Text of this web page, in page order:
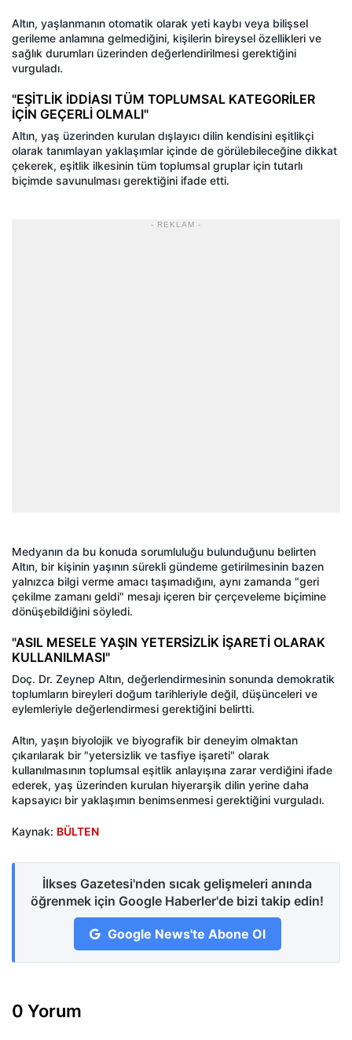
Altın, yaşlanmanın otomatik olarak yeti kaybı veya bilişsel
gerileme anlamına gelmediğini, kişilerin bireysel özellikleri ve
sağlık durumları üzerinden değerlendirilmesi gerektiğini
vurguladı.
"EŞİTLİK İDDİASI TÜM TOPLUMSAL KATEGORİLER
İÇİN GEÇERLİ OLMALI"
Altın, yaş üzerinden kurulan dışlayıcı dilin kendisini eşitlikçi
olarak tanımlayan yaklaşımlar içinde de görülebileceğine dikkat
çekerek, eşitlik ilkesinin tüm toplumsal gruplar için tutarlı
biçimde savunulması gerektiğini ifade etti.
- REKLAM -
Medyanın da bu konuda sorumluluğu bulunduğunu belirten
Altın, bir kişinin yaşının sürekli gündeme getirilmesinin bazen
yalnızca bilgi verme amacı taşımadığını, aynı zamanda "geri
çekilme zamanı geldi" mesajı içeren bir çerçeveleme biçimine
dönüşebildiğini söyledi.
"ASIL MESELE YAŞIN YETERSİZLİK İŞARETİ OLARAK
KULLANILMASI"
Doç. Dr. Zeynep Altın, değerlendirmesinin sonunda demokratik
toplumların bireyleri doğum tarihleriyle değil, düşünceleri ve
eylemleriyle değerlendirmesi gerektiğini belirtti.
Altın, yaşın biyolojik ve biyografik bir deneyim olmaktan
çıkarılarak bir "yetersizlik ve tasfiye işareti" olarak
kullanılmasının toplumsal eşitlik anlayışına zarar verdiğini ifade
ederek, yaş üzerinden kurulan hiyerarşik dilin yerine daha
kapsayıcı bir yaklaşımın benimsenmesi gerektiğini vurguladı.
Kaynak: BÜLTEN
İlkses Gazetesi'nden sıcak gelişmeleri anında
öğrenmek için Google Haberler'de bizi takip edin!
Google News'te Abone Ol
0 Yorum